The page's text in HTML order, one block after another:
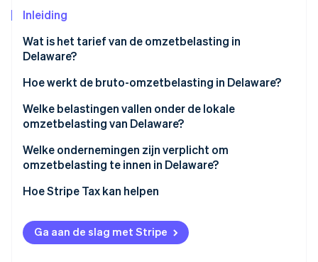
Stripe Sessions 2026
Inleiding
Wat is het tarief van de omzetbelasting in
Delaware?
Hoe werkt de bruto-omzetbelasting in Delaware?
Welke belastingen vallen onder de lokale
omzetbelasting van Delaware?
Welke ondernemingen zijn verplicht om
omzetbelasting te innen in Delaware?
Hoe Stripe Tax kan helpen
Ga aan de slag met Stripe